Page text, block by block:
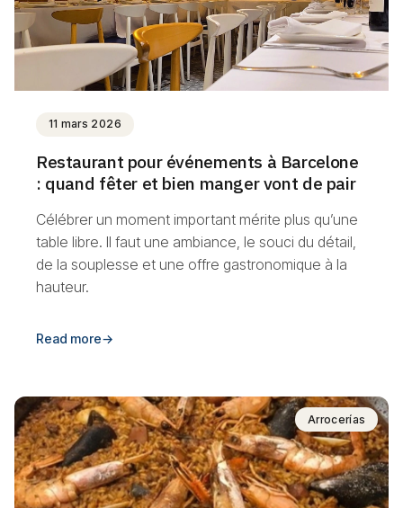
11 mars 2026
Restaurant pour événements à Barcelone
: quand fêter et bien manger vont de pair
Célébrer un moment important mérite plus qu’une
table libre. Il faut une ambiance, le souci du détail,
de la souplesse et une offre gastronomique à la
hauteur.
Read more→
Arrocerías